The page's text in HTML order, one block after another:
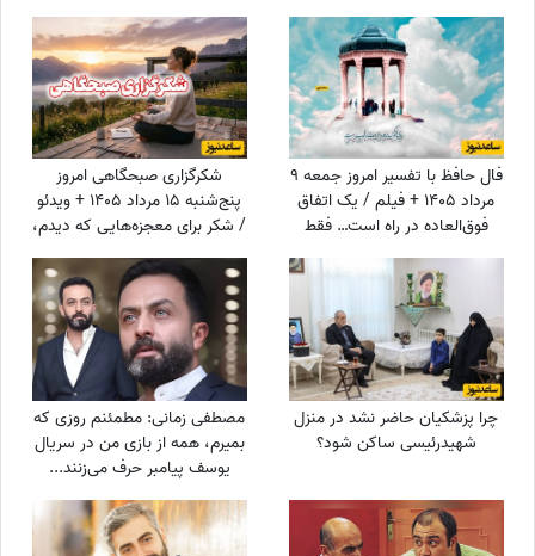
بهزیستی بر عهده دارم و...
فال حافظ با تفسیر امروز جمعه 9
مرداد 1405 + فیلم / یک اتفاق
فوق‌العاده در راه است… فقط
کمی صبر کن و ببین! زندگی هنوز
بهترین هدیه‌اش را برای تو نگه
داشته است!
شکرگزاری صبحگاهی امروز
پنج‌شنبه 15 مرداد 1405 + ویدئو
/ شکر برای معجزه‌هایی که دیدم،
برای نعمت‌هایی که هنوز
ندیده‌ام، و برای آرزوهایی که
همین حالا در مسیر رسیدن به
من هستند
چرا پزشکیان حاضر نشد در منزل
شهیدرئیسی ساکن شود؟
مصطفی زمانی: مطمئنم روزی که
بمیرم، همه از بازی من در سریال
یوسف پیامبر حرف می‌زنند...
+ویدیو